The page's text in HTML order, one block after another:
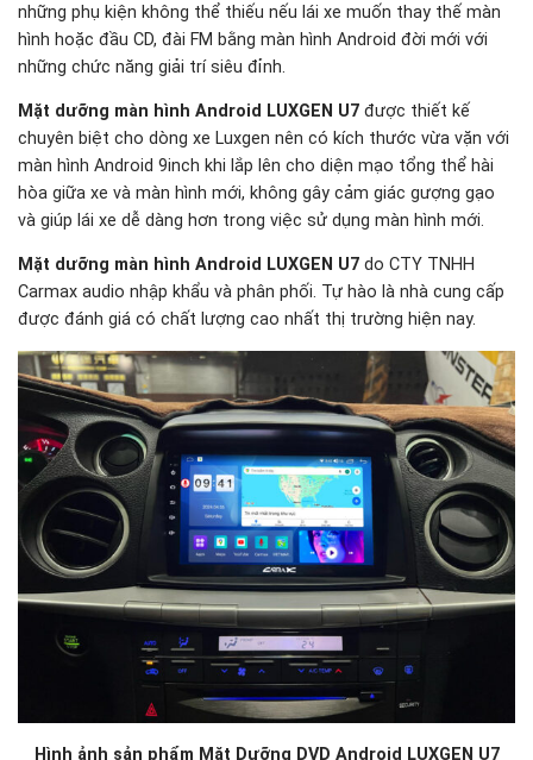
những phụ kiện không thể thiếu nếu lái xe muốn thay thế màn
hình hoặc đầu CD, đài FM bằng màn hình Android đời mới với
những chức năng giải trí siêu đỉnh.
Mặt dưỡng màn hình Android LUXGEN U7 được thiết kế
chuyên biệt cho dòng xe Luxgen nên có kích thước vừa vặn với
màn hình Android 9inch khi lắp lên cho diện mạo tổng thể hài
hòa giữa xe và màn hình mới, không gây cảm giác gượng gạo
và giúp lái xe dễ dàng hơn trong việc sử dụng màn hình mới.
Mặt dưỡng màn hình Android LUXGEN U7 do CTY TNHH
Carmax audio nhập khẩu và phân phối. Tự hào là nhà cung cấp
được đánh giá có chất lượng cao nhất thị trường hiện nay.
Hình ảnh sản phẩm Mặt Dưỡng DVD Android LUXGEN U7